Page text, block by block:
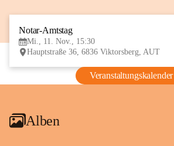
Notar-Amtstag
Mi., 11. Nov., 15:30
Hauptstraße 36, 6836 Viktorsberg, AUT
Veranstaltungskalender
Alben